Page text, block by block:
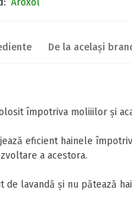
Aroxol
De la același
împotriva moliiilor și
eficient hainele
a acestora.
de lavandă și nu pătează